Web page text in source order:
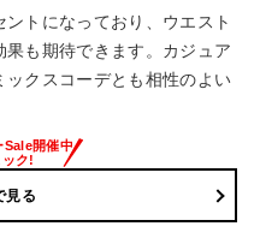
トになっており、ウエスト
も期待できます。カジュア
クスコーデとも相性のよい
見る